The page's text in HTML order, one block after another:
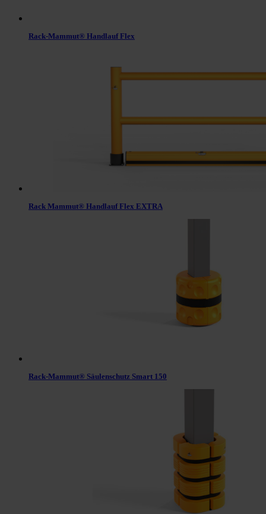
Rack-Mammut® Handlauf Flex
Rack Mammut® Handlauf Flex EXTRA
Rack-Mammut® Säulenschutz Smart 150